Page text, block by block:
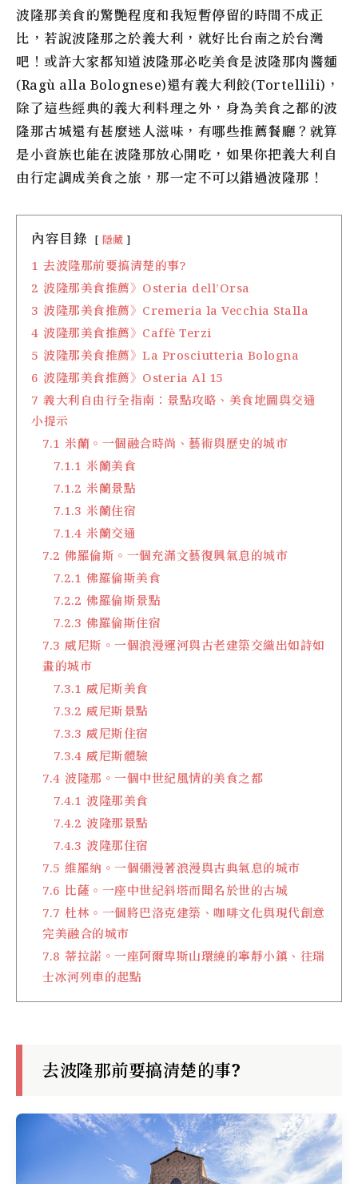
波隆那美食的驚艷程度和我短暫停留的時間不成正
比，若說波隆那之於義大利，就好比台南之於台灣
吧！或許大家都知道波隆那必吃美食是波隆那肉醬麵
(Ragù alla Bolognese)還有義大利餃(Tortellili)，
除了這些經典的義大利料理之外，身為美食之都的波
隆那古城還有甚麼迷人滋味，有哪些推薦餐廳？就算
是小資族也能在波隆那放心開吃，如果你把義大利自
由行定調成美食之旅，那一定不可以錯過波隆那！
內容目錄 隱藏
1 去波隆那前要搞清楚的事?
2 波隆那美食推薦》Osteria dell’Orsa
3 波隆那美食推薦》Cremeria la Vecchia Stalla
4 波隆那美食推薦》Caffè Terzi
5 波隆那美食推薦》La Prosciutteria Bologna
6 波隆那美食推薦》Osteria Al 15
7 義大利自由行全指南：景點攻略、美食地圖與交通
小提示
7.1 米蘭。一個融合時尚、藝術與歷史的城市
7.1.1 米蘭美食
7.1.2 米蘭景點
7.1.3 米蘭住宿
7.1.4 米蘭交通
7.2 佛羅倫斯。一個充滿文藝復興氣息的城市
7.2.1 佛羅倫斯美食
7.2.2 佛羅倫斯景點
7.2.3 佛羅倫斯住宿
7.3 威尼斯。一個浪漫運河與古老建築交織出如詩如
畫的城市
7.3.1 威尼斯美食
7.3.2 威尼斯景點
7.3.3 威尼斯住宿
7.3.4 威尼斯體驗
7.4 波隆那。一個中世紀風情的美食之都
7.4.1 波隆那美食
7.4.2 波隆那景點
7.4.3 波隆那住宿
7.5 維羅納。一個彌漫著浪漫與古典氣息的城市
7.6 比薩。一座中世紀斜塔而聞名於世的古城
7.7 杜林。一個將巴洛克建築、咖啡文化與現代創意
完美融合的城市
7.8 蒂拉諾。一座阿爾卑斯山環繞的寧靜小鎮、往瑞
士冰河列車的起點
去波隆那前要搞清楚的事?